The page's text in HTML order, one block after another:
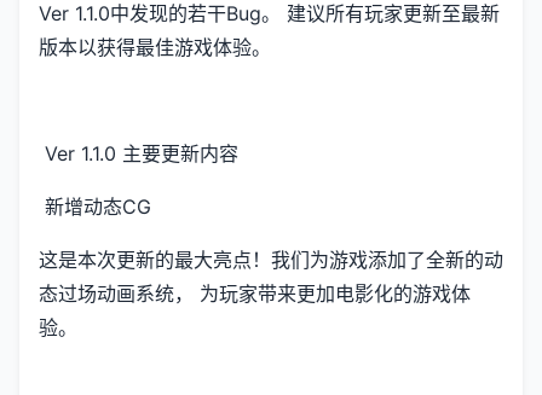
Ver 1.1.0中发现的若干Bug。 建议所有玩家更新至最新
版本以获得最佳游戏体验。
Ver 1.1.0 主要更新内容
新增动态CG
这是本次更新的最大亮点！我们为游戏添加了全新的动
态过场动画系统， 为玩家带来更加电影化的游戏体
验。